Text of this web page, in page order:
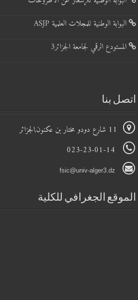
البوابة الوطنية للمجلات العلمية ASJP
المستودع الرقمي لجامعة الجزائر3
اتصل بنا
الموقع الجغرافي للكلية